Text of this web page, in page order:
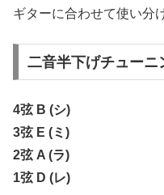
ギターに合わせて使い分
二音半下げチューニ
4弦 B (シ)
3弦 E (ミ)
2弦 A (ラ)
1弦 D (レ)